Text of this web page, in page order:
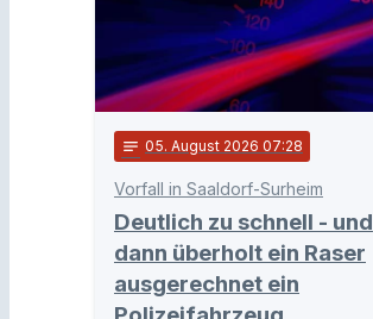
notes 05. August 2026 07:28
Vorfall in Saaldorf-Surheim
Deutlich zu schnell - und
dann überholt ein Raser
ausgerechnet ein